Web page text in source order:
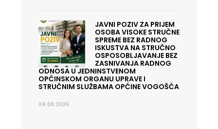
JAVNI POZIV ZA PRIJEM
OSOBA VISOKE STRUČNE
SPREME BEZ RADNOG
ISKUSTVA NA STRUČNO
OSPOSOBLJAVANJE BEZ
ZASNIVANJA RADNOG
ODNOSA U JEDNINSTVENOM
OPĆINSKOM ORGANU UPRAVE I
STRUČNIM SLUŽBAMA OPĆINE VOGOŠĆA
04.08.2026.